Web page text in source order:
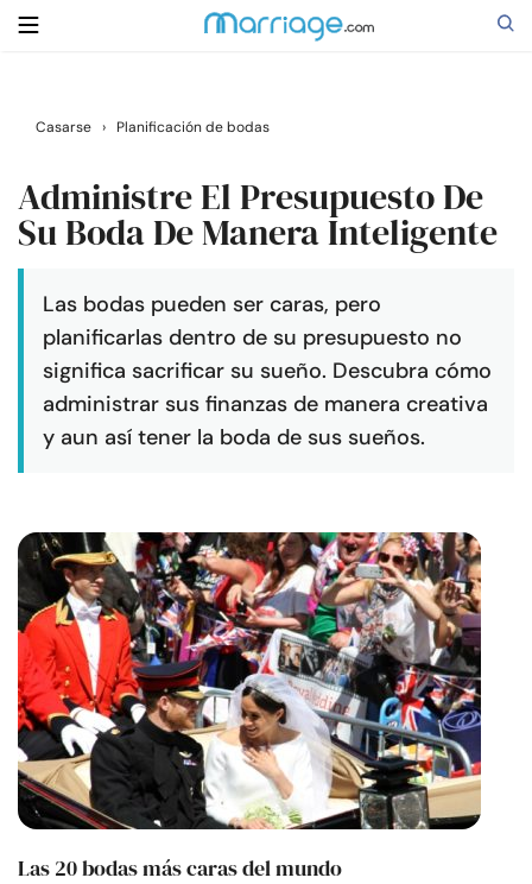
Buscar
Casarse
Familia
Ayuda
Recursos
Comunidad
Encuentra un terapeuta
Idioma ES
Sobre nosotros Contáctanos Escríbenos
Casarse › Planificación de bodas
Administre El Presupuesto De
Su Boda De Manera Inteligente
Las bodas pueden ser caras, pero
planificarlas dentro de su presupuesto no
significa sacrificar su sueño. Descubra cómo
administrar sus finanzas de manera creativa
y aun así tener la boda de sus sueños.
Las 20 bodas más caras del mundo